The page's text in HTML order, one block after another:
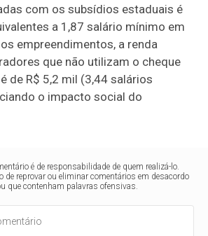
com os subsídios estaduais é
a 1,87 salário mínimo em
empreendimentos, a renda
que não utilizam o cheque
de R$ 5,2 mil (3,44 salários
o impacto social do
é de responsabilidade de quem realizá-lo.
de reprovar ou eliminar comentários em desacordo
que contenham palavras ofensivas.